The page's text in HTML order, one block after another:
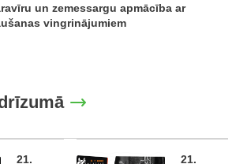
un zemessargu apmācība ar
vingrinājumiem
21. 21.